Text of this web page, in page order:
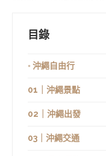
目錄
◦ 沖繩自由行
01｜沖繩景點
02｜沖繩出發
03｜沖繩交通